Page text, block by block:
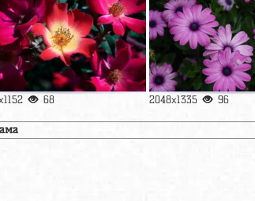
68 2048x1335 96